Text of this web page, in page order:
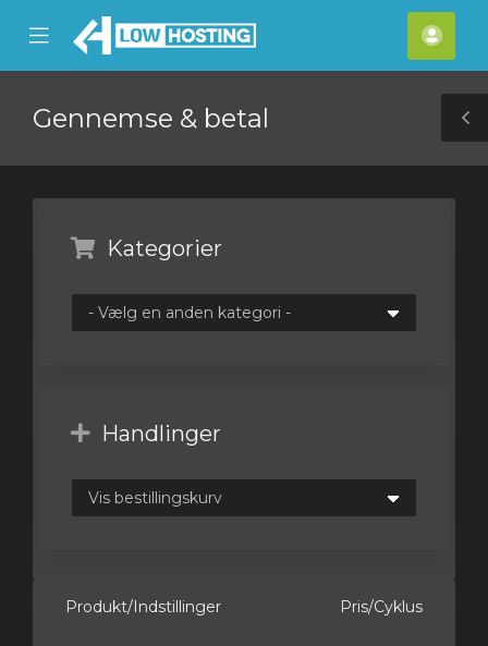
Mobile
Menu
Gennemse & betal
Kategorier
Handlinger
Produkt/Indstillinger Pris/Cyklus